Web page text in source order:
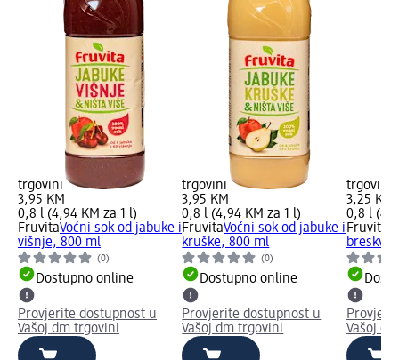
trgovini
3,95 KM
0,8 l (4,94 KM za 1 l)
FruvitaVoćni sok od jabuke i
višnje, 800 ml
(0)
Dostupno online
Provjerite dostupnost u
Vašoj dm trgovini
trgovini
3,95 KM
0,8 l (4,94 KM za 1 l)
FruvitaVoćni sok od jabuke i
kruške, 800 ml
(0)
Dostupno online
Provjerite dostupnost u
Vašoj dm trgovini
trgovini
3,25 KM
0,8 l
Fruvita
Vašoj